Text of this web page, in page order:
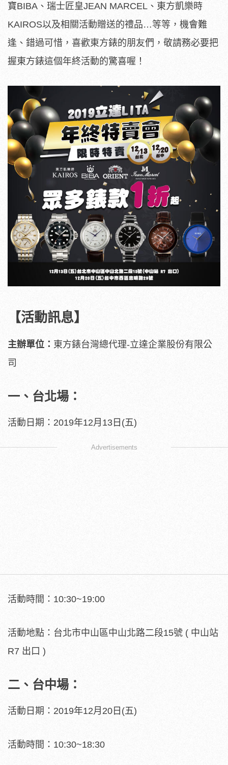
寶BIBA、瑞士匠皇JEAN MARCEL、東方凱樂時
KAIROS以及相關活動贈送的禮品…等等，機會難
逢、錯過可惜，喜歡東方錶的朋友們，敬請務必要把
握東方錶這個年終活動的驚喜喔！
【活動訊息】
主辦單位： 東方錶台灣總代理-立達企業股份有限公
司
一、台北場：
活動日期：2019年12月13日(五)
Advertisements
活動時間：10:30~19:00
活動地點：台北市中山區中山北路二段15號 ( 中山站
R7 出口 )
二、台中場：
活動日期：2019年12月20日(五)
活動時間：10:30~18:30